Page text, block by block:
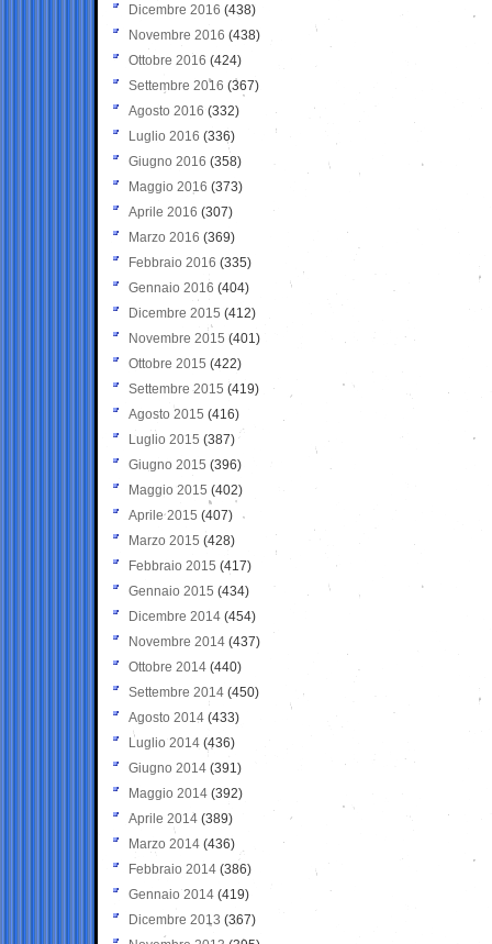
Dicembre 2016 (438)
Novembre 2016 (438)
Ottobre 2016 (424)
Settembre 2016 (367)
Agosto 2016 (332)
Luglio 2016 (336)
Giugno 2016 (358)
Maggio 2016 (373)
Aprile 2016 (307)
Marzo 2016 (369)
Febbraio 2016 (335)
Gennaio 2016 (404)
Dicembre 2015 (412)
Novembre 2015 (401)
Ottobre 2015 (422)
Settembre 2015 (419)
Agosto 2015 (416)
Luglio 2015 (387)
Giugno 2015 (396)
Maggio 2015 (402)
Aprile 2015 (407)
Marzo 2015 (428)
Febbraio 2015 (417)
Gennaio 2015 (434)
Dicembre 2014 (454)
Novembre 2014 (437)
Ottobre 2014 (440)
Settembre 2014 (450)
Agosto 2014 (433)
Luglio 2014 (436)
Giugno 2014 (391)
Maggio 2014 (392)
Aprile 2014 (389)
Marzo 2014 (436)
Febbraio 2014 (386)
Gennaio 2014 (419)
Dicembre 2013 (367)